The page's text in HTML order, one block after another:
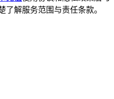
了解服务范围与责任条款。